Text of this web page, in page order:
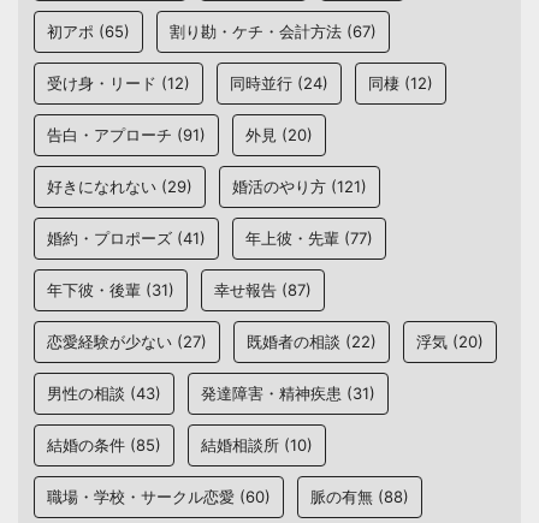
初アポ (65) 割り勘・ケチ・会計方法 (67)
受け身・リード (12) 同時並行 (24) 同棲 (12)
告白・アプローチ (91) 外見 (20)
好きになれない (29) 婚活のやり方 (121)
婚約・プロポーズ (41) 年上彼・先輩 (77)
年下彼・後輩 (31) 幸せ報告 (87)
恋愛経験が少ない (27) 既婚者の相談 (22) 浮気 (20)
男性の相談 (43) 発達障害・精神疾患 (31)
結婚の条件 (85) 結婚相談所 (10)
職場・学校・サークル恋愛 (60) 脈の有無 (88)